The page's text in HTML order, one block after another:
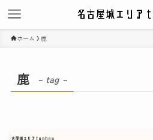
ホーム 鹿
鹿 – tag –